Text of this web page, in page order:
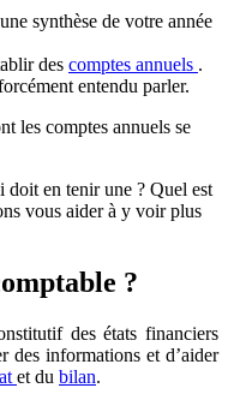
synthèse de votre année
des comptes annuels .
entendu parler.
les comptes annuels se
doit en tenir une ? Quel est
vous aider à y voir plus
?
des états financiers
des informations et d’aider
et du bilan.